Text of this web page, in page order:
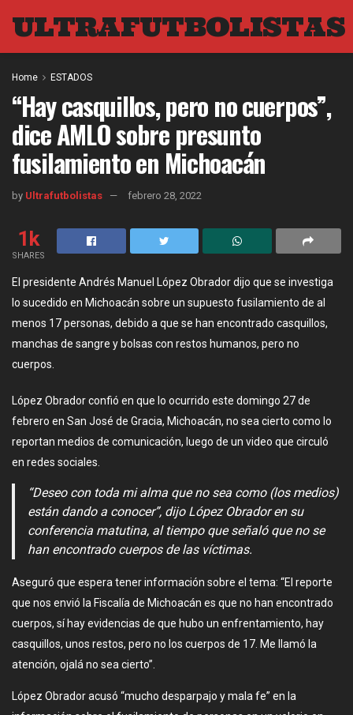
ULTRAFUTBOLISTAS
Home ESTADOS
“Hay casquillos, pero no cuerpos”,
dice AMLO sobre presunto
fusilamiento en Michoacán
by Ultrafutbolistas febrero 28, 2022
1k
SHARES
El presidente Andrés Manuel López Obrador dijo que se investiga
lo sucedido en Michoacán sobre un supuesto fusilamiento de al
menos 17 personas, debido a que se han encontrado casquillos,
manchas de sangre y bolsas con restos humanos, pero no
cuerpos.
López Obrador confió en que lo ocurrido este domingo 27 de
febrero en San José de Gracia, Michoacán, no sea cierto como lo
reportan medios de comunicación, luego de un video que circuló
en redes sociales.
“Deseo con toda mi alma que no sea como (los medios)
están dando a conocer”, dijo López Obrador en su
conferencia matutina, al tiempo que señaló que no se
han encontrado cuerpos de las víctimas.
Aseguró que espera tener información sobre el tema: “El reporte
que nos envió la Fiscalía de Michoacán es que no han encontrado
cuerpos, sí hay evidencias de que hubo un enfrentamiento, hay
casquillos, unos restos, pero no los cuerpos de 17. Me llamó la
atención, ojalá no sea cierto”.
López Obrador acusó “mucho desparpajo y mala fe” en la